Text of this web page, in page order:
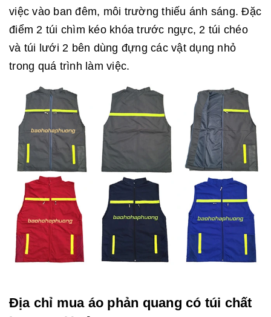
việc vào ban đêm, môi trường thiếu ánh sáng. Đặc
điểm 2 túi chìm kéo khóa trước ngực, 2 túi chéo
và túi lưới 2 bên dùng đựng các vật dụng nhỏ
trong quá trình làm việc.
Địa chỉ mua áo phản quang có túi chất